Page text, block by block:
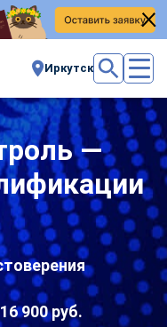
Иркутск
—
900 руб.